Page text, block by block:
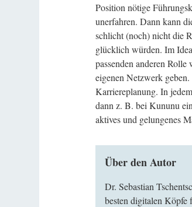
Position nötige
unerfahren. Dann kann
schlicht (noch) nicht die
glücklich würden. Im
passenden anderen
eigenen Netzwerk
Karriereplanung. In
dann z. B. bei Kununu
aktives und gelungenes
Über den Autor
Dr. Sebastian
besten digitalen Köpfe